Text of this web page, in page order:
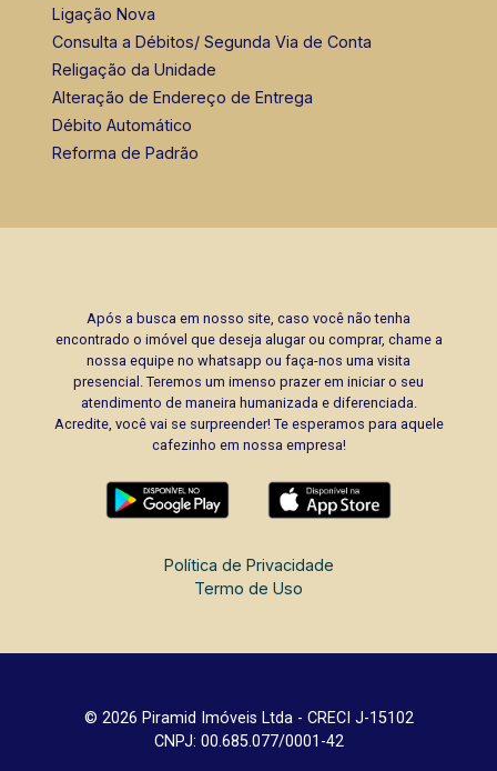
Ligação Nova
Consulta a Débitos/ Segunda Via de Conta
Religação da Unidade
Alteração de Endereço de Entrega
Débito Automático
Reforma de Padrão
Após a busca em nosso site, caso você não tenha
encontrado o imóvel que deseja alugar ou comprar, chame a
nossa equipe no whatsapp ou faça-nos uma visita
presencial. Teremos um imenso prazer em iniciar o seu
atendimento de maneira humanizada e diferenciada.
Acredite, você vai se surpreender! Te esperamos para aquele
cafezinho em nossa empresa!
Política de Privacidade
Termo de Uso
© 2026 Piramid Imóveis Ltda - CRECI J-15102
CNPJ: 00.685.077/0001-42